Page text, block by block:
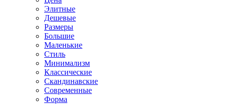
Элитные
Дешевые
Размеры
Большие
Маленькие
Стиль
Минимализм
Классические
Скандинавские
Современные
Форма